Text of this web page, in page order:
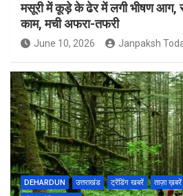
मसूरी में कूड़े के ढेर में लगी भीषण आग,
काम, मची अफरा-तफरी
June 10, 2026 Janpaksh
DEHARDUN उत्तराखंड ट्रेंडिंग खबरें ताज़ा ख़बरें